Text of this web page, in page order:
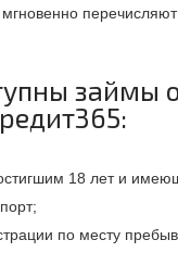
займы
18 лет и
по месту